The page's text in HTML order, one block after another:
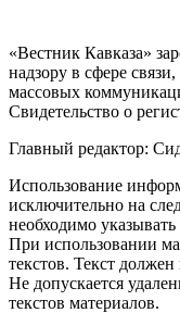
«Вестник Кавказа»
надзору в сфере
массовых
Свидетельство о
Главный редактор:
Использование
исключительно на
необходимо
При использовании
текстов. Текст
Не допускается
текстов материалов.